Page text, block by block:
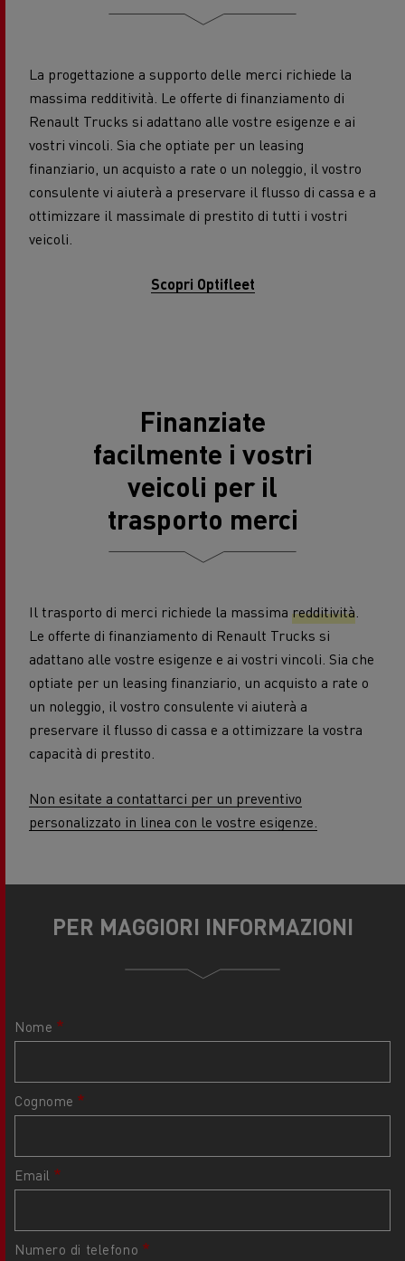
La progettazione a supporto delle merci richiede la
massima redditività. Le offerte di finanziamento di
Renault Trucks si adattano alle vostre esigenze e ai
vostri vincoli. Sia che optiate per un leasing
finanziario, un acquisto a rate o un noleggio, il vostro
consulente vi aiuterà a preservare il flusso di cassa e a
ottimizzare il massimale di prestito di tutti i vostri
veicoli.
Scopri Optifleet
Finanziate
facilmente i vostri
veicoli per il
trasporto merci
Il trasporto di merci richiede la massima redditività.
Le offerte di finanziamento di Renault Trucks si
adattano alle vostre esigenze e ai vostri vincoli. Sia che
optiate per un leasing finanziario, un acquisto a rate o
un noleggio, il vostro consulente vi aiuterà a
preservare il flusso di cassa e a ottimizzare la vostra
capacità di prestito.
Non esitate a contattarci per un preventivo
personalizzato in linea con le vostre esigenze.
PER MAGGIORI INFORMAZIONI
Nome
Cognome
Email
Numero di telefono